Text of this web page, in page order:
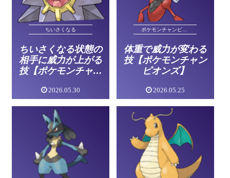
ちいさくなる
ちいさくなる状態の
相手に威力が上がる
技【ポケモンチャン
2026.05.30
体重で威力が変わる
技【ポケモンチャン
ピオンズ】
2026.05.25